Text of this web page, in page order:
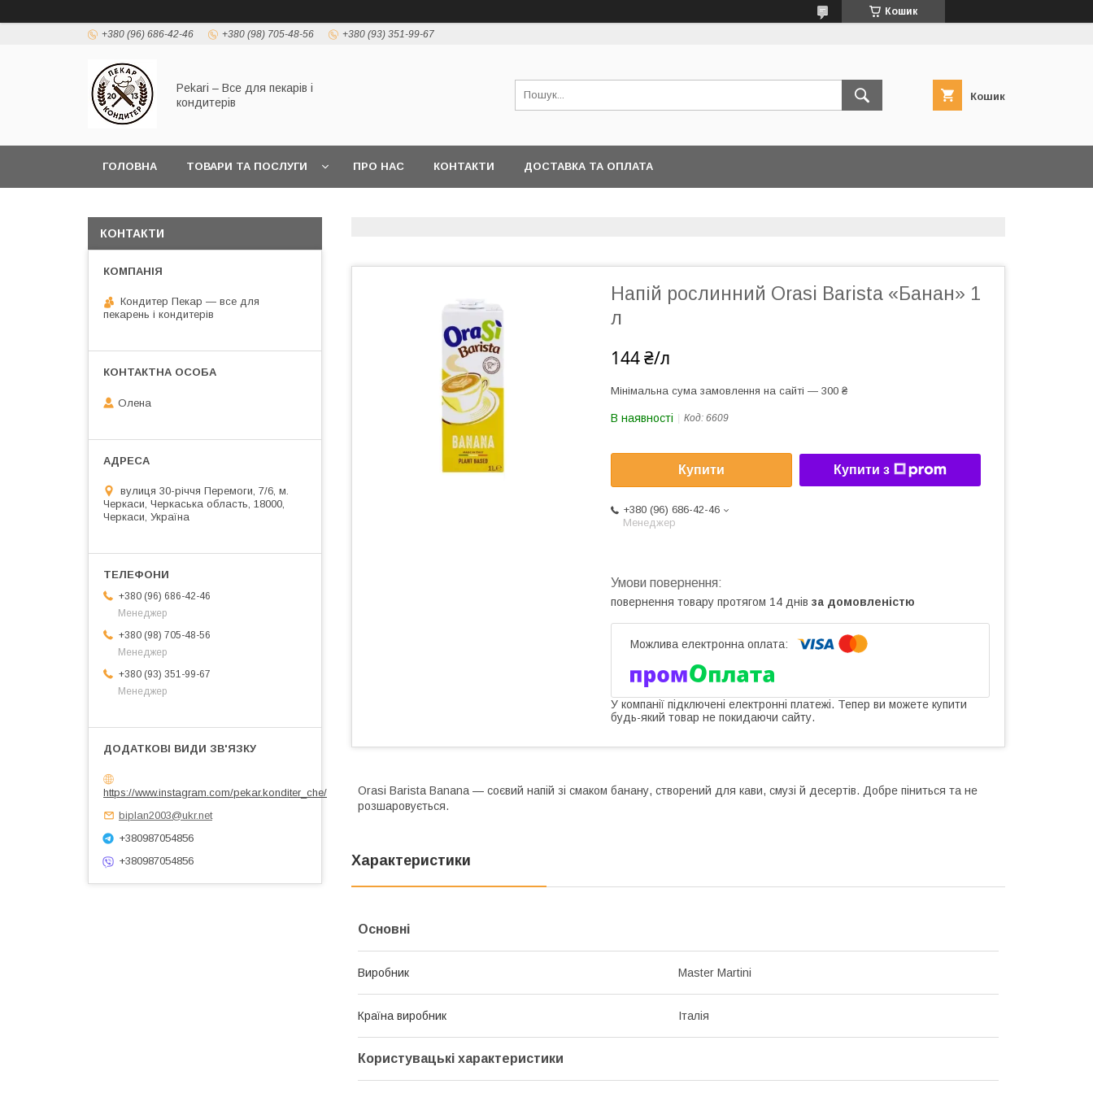
Кошик
+380 (96) 686-42-46 +380 (98) 705-48-56 +380 (93) 351-99-67
Pekari – Все для пекарів і
кондитерів
Кошик
ГОЛОВНА ТОВАРИ ТА ПОСЛУГИ ПРО НАС КОНТАКТИ ДОСТАВКА ТА ОПЛАТА
Напій рослинний Orasi Barista «Банан» 1
л
144 ₴/л
Мінімальна сума замовлення на сайті — 300 ₴
В наявності Код: 6609
Купити Купити з
+380 (96) 686-42-46
Менеджер
повернення товару протягом 14 днів за домовленістю
У компанії підключені електронні платежі. Тепер ви можете купити
будь-який товар не покидаючи сайту.
Orasi Barista Banana — соєвий напій зі смаком банану, створений для кави, смузі й десертів. Добре піниться та не
розшаровується.
Характеристики
Основні
Виробник Master Martini
Країна виробник Італія
Користувацькі характеристики
КОНТАКТИ
Кондитер Пекар — все для
пекарень і кондитерів
Олена
вулиця 30-річчя Перемоги, 7/6, м.
Черкаси, Черкаська область, 18000,
Черкаси, Україна
+380 (96) 686-42-46
Менеджер
+380 (98) 705-48-56
Менеджер
+380 (93) 351-99-67
Менеджер
https://www.instagram.com/pekar.konditer_che/
biplan2003@ukr.net
+380987054856
+380987054856